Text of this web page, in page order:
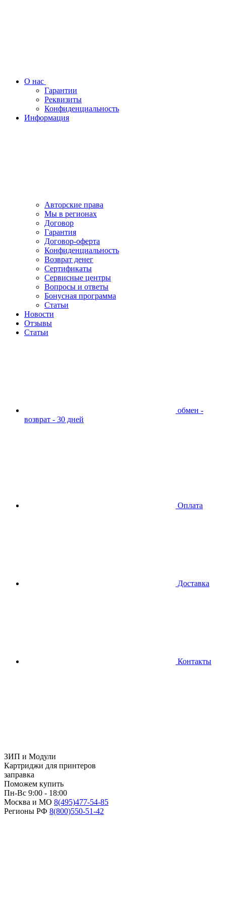
О нас
Гарантии
Реквизиты
Конфиденциальность
Информация
Авторские права
Мы в регионах
Договор
Гарантия
Договор-оферта
Конфиденциальность
Возврат денег
Сертификаты
Сервисные центры
Вопросы и ответы
Бонусная программа
Статьи
Новости
Отзывы
Статьи
обмен -
возврат - 30 дней
Оплата
Доставка
Контакты
ЗИП и Модули
Картриджи для принтеров
заправка
Поможем купить
Пн-Вс 9:00 - 18:00
Москва и МО 8(495)477-54-85
Регионы РФ 8(800)550-51-42